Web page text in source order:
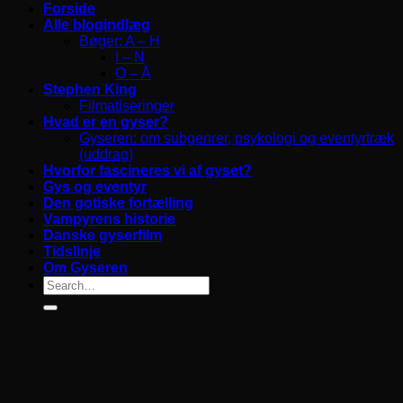
Forside
Alle blogindlæg
Bøger: A – H
I – N
O – Å
Stephen King
Filmatiseringer
Hvad er en gyser?
Gyseren: om subgenrer, psykologi og eventyrtræk
(uddrag)
Hvorfor fascineres vi af gyset?
Gys og eventyr
Den gotiske fortælling
Vampyrens historie
Danske gyserfilm
Tidslinje
Om Gyseren